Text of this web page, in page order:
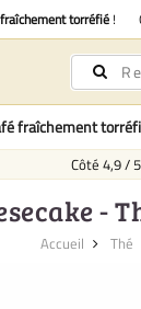
torréfié !
fraîchement
Côté 4,9/5
-
Accueil Thé